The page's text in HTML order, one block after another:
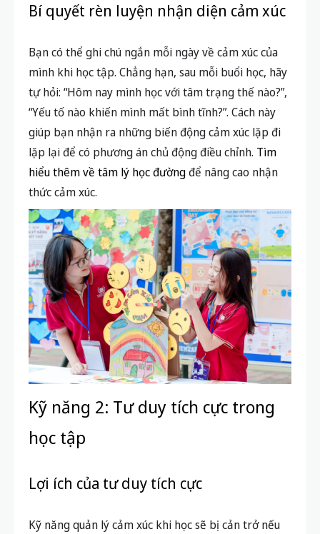
Bí quyết rèn luyện nhận diện cảm xúc
Bạn có thể ghi chú ngắn mỗi ngày về cảm xúc của
mình khi học tập. Chẳng hạn, sau mỗi buổi học, hãy
tự hỏi: “Hôm nay mình học với tâm trạng thế nào?”,
“Yếu tố nào khiến mình mất bình tĩnh?”. Cách này
giúp bạn nhận ra những biến động cảm xúc lặp đi
lặp lại để có phương án chủ động điều chỉnh. Tìm
hiểu thêm về tâm lý học đườngđể nâng cao nhận
thức cảm xúc.
Kỹ năng 2: Tư duy tích cực trong
học tập
Lợi ích của tư duy tích cực
Kỹ năng quản lý cảm xúc khi học sẽ bị cản trở nếu